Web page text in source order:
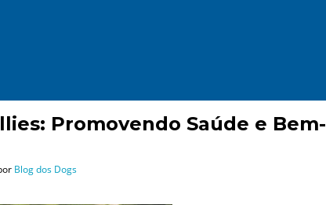
Promovendo Saúde e Bem-
Blog dos Dogs